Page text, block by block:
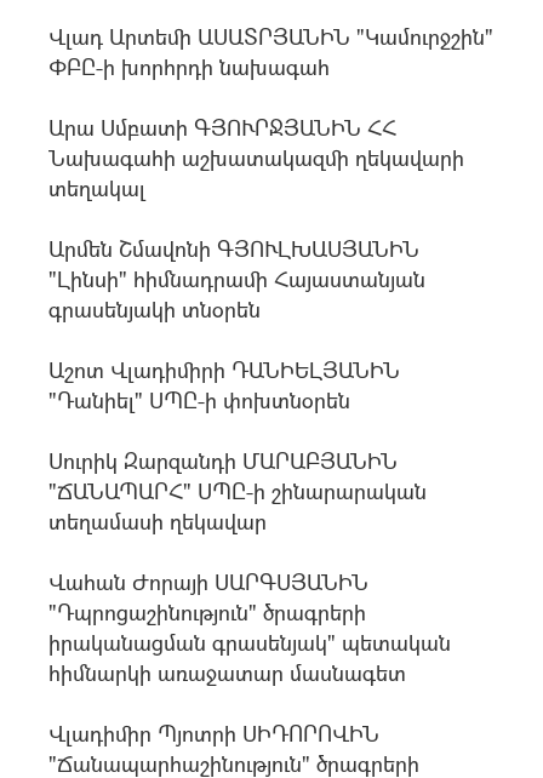
Վլադ Արտեմի ԱՍԱՏՐՅԱՆԻՆ "Կամուրջշին"
ՓԲԸ-ի խորհրդի նախագահ
Արա Սմբատի ԳՅՈՒՐՋՅԱՆԻՆ ՀՀ
Նախագահի աշխատակազմի ղեկավարի
տեղակալ
Արմեն Շմավոնի ԳՅՈՒԼԽԱՍՅԱՆԻՆ
"Լինսի" հիմնադրամի Հայաստանյան
գրասենյակի տնօրեն
Աշոտ Վլադիմիրի ԴԱՆԻԵԼՅԱՆԻՆ
"Դանիել" ՍՊԸ-ի փոխտնօրեն
Սուրիկ Զարզանդի ՄԱՐԱԲՅԱՆԻՆ
"ՃԱՆԱՊԱՐՀ" ՍՊԸ-ի շինարարական
տեղամասի ղեկավար
Վահան Ժորայի ՍԱՐԳՍՅԱՆԻՆ
"Դպրոցաշինություն" ծրագրերի
իրականացման գրասենյակ" պետական
հիմնարկի առաջատար մասնագետ
Վլադիմիր Պյոտրի ՍԻԴՈՐՈՎԻՆ
"Ճանապարհաշինություն" ծրագրերի